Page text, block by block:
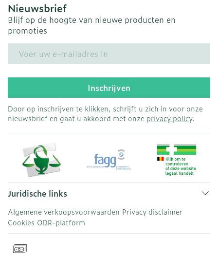
Nieuwsbrief
Blijf op de hoogte van nieuwe producten en
promoties
Inschrijven
Door op inschrijven te klikken, schrijft u zich in voor onze
nieuwsbrief en gaat u akkoord met onze privacy policy.
Juridische links
Algemene verkoopsvoorwaarden Privacy disclaimer
Cookies ODR-platform